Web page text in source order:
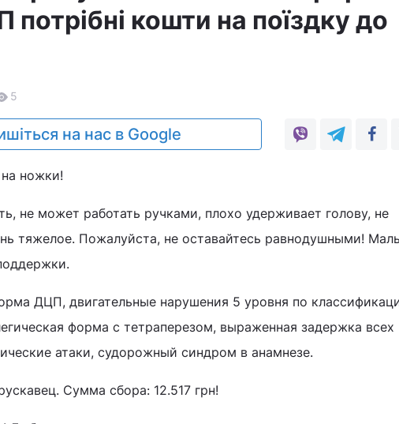
потрібні кошти на поїздку до
5
на нас в Google
ножки!
не может работать ручками, плохо удерживает голову, не
тяжелое. Пожалуйста, не оставайтесь равнодушными!
ДЦП, двигательные нарушения 5 уровня по
форма с тетраперезом, выраженная задержка всех
атаки, судорожный синдром в анамнезе.
Сумма сбора: 12.517 грн!